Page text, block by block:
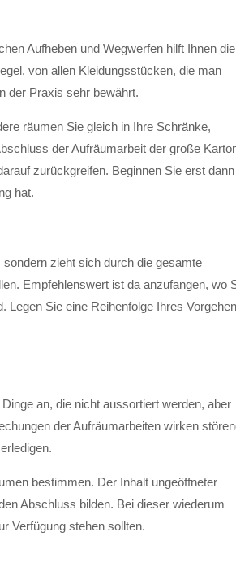
Aufheben und Wegwerfen hilft Ihnen die
von allen Kleidungsstücken, die man
der Praxis sehr bewährt.
räumen Sie gleich in Ihre Schränke,
der Aufräumarbeit der große
zurückgreifen. Beginnen Sie erst dann
hat.
zieht sich durch die gesamte
Empfehlenswert ist da anzufangen, wo
Legen Sie eine Reihenfolge Ihres
an, die nicht aussortiert werden, aber
der Aufräumarbeiten wirken
bestimmen. Der Inhalt ungeöffneter
Abschluss bilden. Bei dieser wiederum
Verfügung stehen sollten.